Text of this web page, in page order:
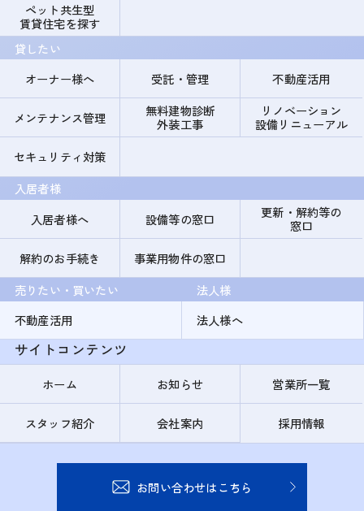
ペット共生型
賃貸住宅を探す
貸したい
オーナー様へ
受託・管理 不動産活用
メンテナンス管理
無料建物診断
外装工事
リノベーション
設備リニューアル
セキュリティ対策
入居者様
入居者様へ
設備等の窓口
更新・解約等の
窓口
解約のお手続き
事業用物件の窓口
売りたい・買いたい
不動産活用
法人様
法人様へ
サイトコンテンツ
ホーム お知らせ 営業所一覧
スタッフ紹介 会社案内 採用情報
お問い合わせはこちら